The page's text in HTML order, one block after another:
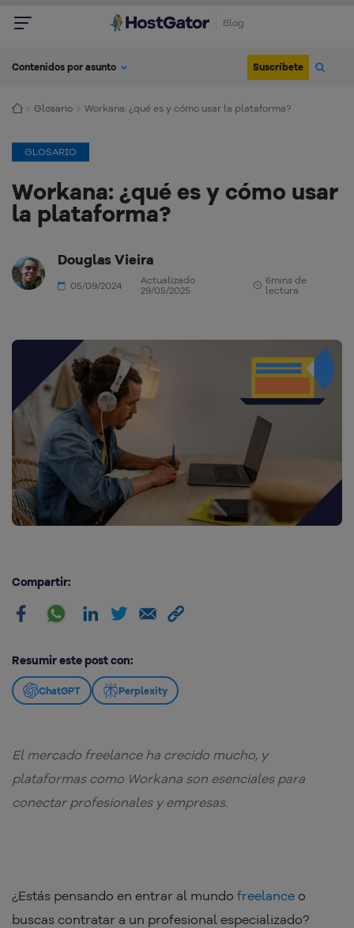
Blog
Contenidos por asunto Suscríbete
Glosario Workana: ¿qué es y cómo usar la plataforma?
GLOSARIO
Workana: ¿qué es y cómo usar
la plataforma?
Douglas Vieira
05/09/2024
Actualizado
29/05/2025
6mins de
lectura
Compartir:
Resumir este post con:
ChatGPT Perplexity
El mercado freelance ha crecido mucho, y
plataformas como Workana son esenciales para
conectar profesionales y empresas.
¿Estás pensando en entrar al mundo freelance o
buscas contratar a un profesional especializado?